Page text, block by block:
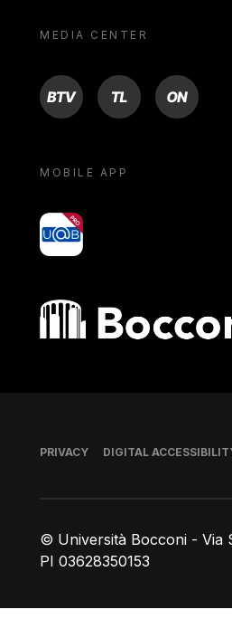
MEDIA CENTER
BTV TL ON
MOBILE APP
yoU@B
Bocconi shop
© Università Bocconi - Via
PI 03628350153
Footer
PRIVACY DIGITAL